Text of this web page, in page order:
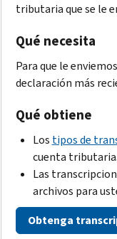
tributaria que se le
Qué necesita
Para que le
declaración más
Qué obtiene
Los tipos de
cuenta tributaria.
Las
archivos para
Obtenga